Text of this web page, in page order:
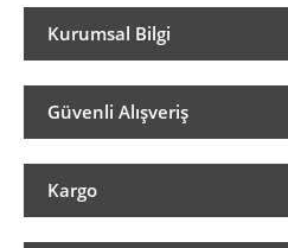
Kurumsal Bilgi
Güvenli Alışveriş
Kargo